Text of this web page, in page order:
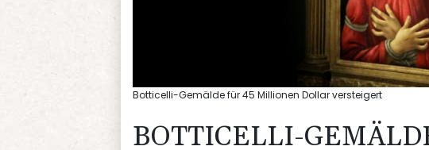
Botticelli-Gemälde für 45 Millionen Dollar versteigert
BOTTICELLI-